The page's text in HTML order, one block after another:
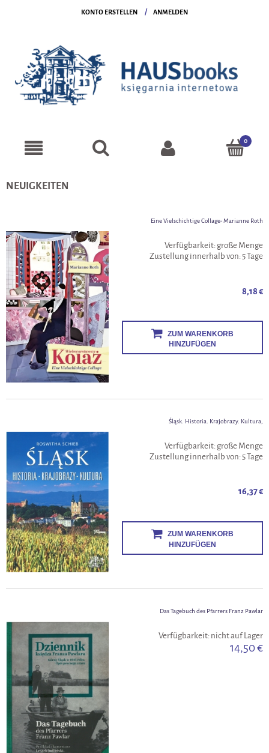
KONTO ERSTELLEN ANMELDEN
NEUIGKEITEN
Eine Vielschichtige Collage- Marianne Roth
Verfügbarkeit:große Menge
Zustellung innerhalb von:5 Tage
8,18 €
ZUM WARENKORB
HINZUFÜGEN
Śląsk. Historia. Krajobrazy. Kultura,
Verfügbarkeit:große Menge
Zustellung innerhalb von:5 Tage
16,37 €
ZUM WARENKORB
HINZUFÜGEN
Das Tagebuch des Pfarrers Franz Pawlar
Verfügbarkeit:nicht auf Lager
14,50 €